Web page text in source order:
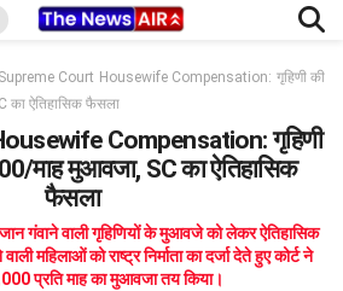
Supreme Court Housewife Compensation: गृहिणी की
का ऐतिहासिक फैसला
Compensation: गृहिणी
माह मुआवजा, SC का ऐतिहासिक
फैसला
गंवाने वाली गृहिणियों के मुआवजे को लेकर ऐतिहासिक
महिलाओं को राष्ट्र निर्माता का दर्जा देते हुए कोर्ट ने
प्रति माह का मुआवजा तय किया।